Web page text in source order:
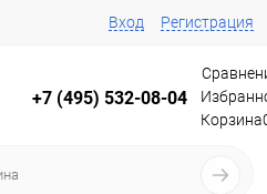
Вход Регистрация
+7 (495) 532-08-04
Корзина